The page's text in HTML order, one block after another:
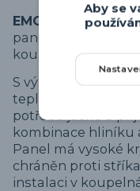
EMOS ZV2122
panel, který je
koupelen a jiných
S výkonem 8W
teplotě 4000K,
potřeba jasné a
kombinace hliníku
Panel má vysoké
chráněn proti
instalaci v
Aby se